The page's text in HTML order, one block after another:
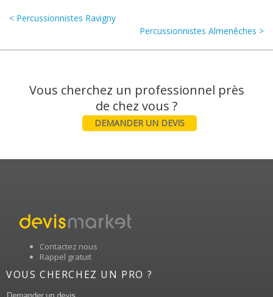
< Percussionnistes Ravigny
Percussionnistes Almenêches >
Vous cherchez un professionnel près
DEMANDER UN DEVIS
Contactez nous
Rappel gratuit
VOUS CHERCHEZ UN PRO ?